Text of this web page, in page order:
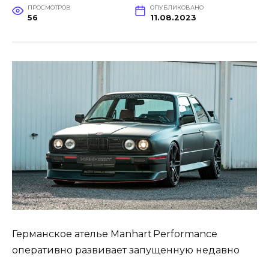
ПРОСМОТРОВ
56
ОПУБЛИКОВАНО
11.08.2023
Германское ателье Manhart Performance
оперативно развивает запущенную недавно